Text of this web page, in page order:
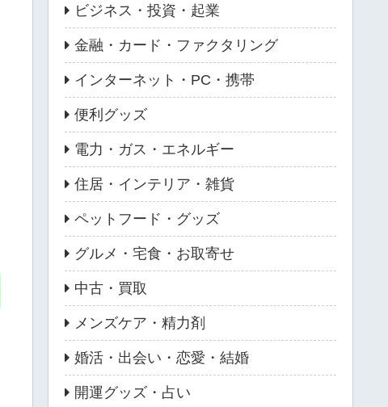
ビジネス・投資・起業
金融・カード・ファクタリング
インターネット・PC・携帯
便利グッズ
電力・ガス・エネルギー
住居・インテリア・雑貨
ペットフード・グッズ
グルメ・宅食・お取寄せ
中古・買取
メンズケア・精力剤
婚活・出会い・恋愛・結婚
開運グッズ・占い